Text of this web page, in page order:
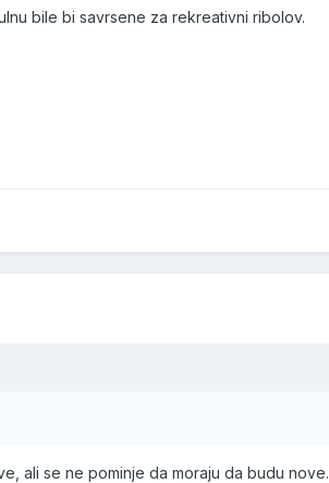
bile bi savrsene za rekreativni ribolov.
ali se ne pominje da moraju da budu nove.